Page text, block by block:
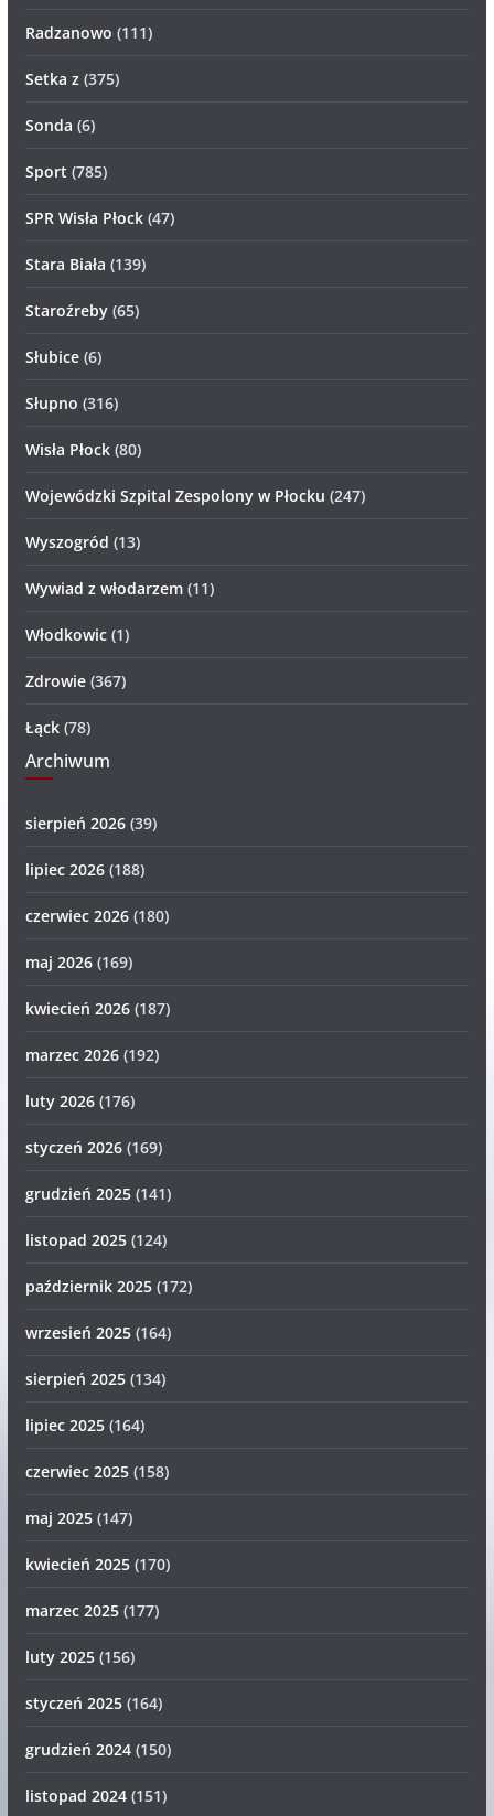
Radzanowo (111)
Setka z(375)
Sonda (6)
Sport (785)
SPR Wisła Płock(47)
Stara Biała (139)
Staroźreby(65)
Słubice(6)
Słupno (316)
Wisła Płock(80)
Wojewódzki Szpital Zespolony w Płocku (247)
Wyszogród (13)
Wywiad z włodarzem(11)
Włodkowic(1)
Zdrowie(367)
Łąck(78)
Archiwum
sierpień 2026(39)
lipiec 2026(188)
czerwiec 2026(180)
maj 2026(169)
kwiecień 2026(187)
marzec 2026(192)
luty 2026(176)
styczeń 2026(169)
grudzień 2025(141)
listopad 2025(124)
październik 2025(172)
wrzesień 2025(164)
sierpień 2025(134)
lipiec 2025(164)
czerwiec 2025(158)
maj 2025(147)
kwiecień 2025(170)
marzec 2025(177)
luty 2025(156)
styczeń 2025(164)
grudzień 2024(150)
listopad 2024(151)